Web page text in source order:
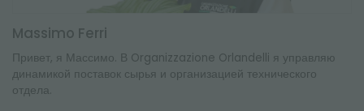
Massimo Ferri
Привет, я Массимо. В Organizzazione Orlandelli я управляю
динамикой поставок сырья и организацией технического
отдела.